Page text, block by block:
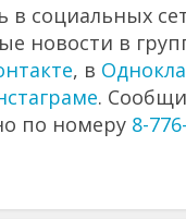
социальных
новости в
, в
.
по номеру 8-